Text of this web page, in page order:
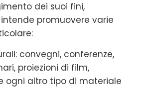
dei suoi fini,
intende promuovere varie
convegni, conferenze,
proiezioni di film,
ogni altro tipo di materiale